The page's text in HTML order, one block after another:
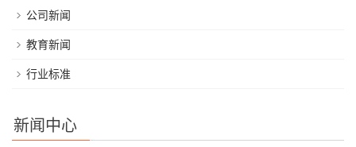
公司新闻
教育新闻
行业标准
新闻中心